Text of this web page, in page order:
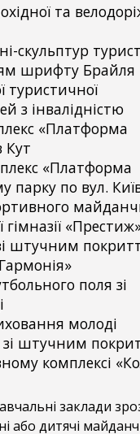
та
скульптур
шрифту Брайля
туристичної
з інвалідністю
«Платформа
Кут
«Платформа
по вул.
гімназії
штучним
поля зі
молоді
штучним
комплексі
заклади
або дитячі